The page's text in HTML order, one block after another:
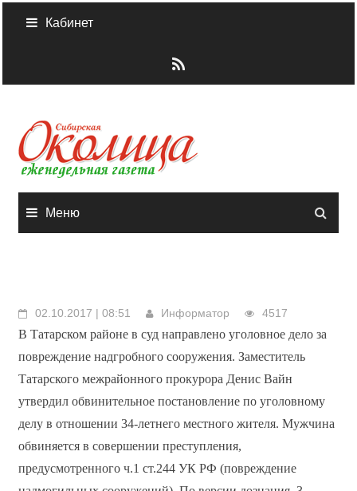
Кабинет
Меню
02.10.2017 | 08:51 Информатор 4517
В Татарском районе в суд направлено уголовное дело за
повреждение надгробного сооружения. Заместитель
Татарского межрайонного прокурора Денис Вайн
утвердил обвинительное постановление по уголовному
делу в отношении 34-летнего местного жителя. Мужчина
обвиняется в совершении преступления,
предусмотренного ч.1 ст.244 УК РФ (повреждение